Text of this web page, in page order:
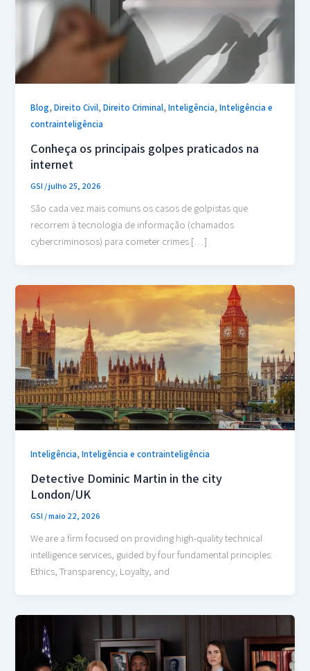
Blog,Direito Civil,Direito Criminal,Inteligência,Inteligência e
contrainteligência
Conheça os principais golpes praticados na
internet
GSI /julho 25, 2026
São cada vez mais comuns os casos de golpistas que
recorrem à tecnologia de informação (chamados
cybercriminosos) para cometer crimes […]
Inteligência,Inteligência e contrainteligência
Detective Dominic Martin in the city
London/UK
GSI /maio 22, 2026
We are a firm focused on providing high-quality technical
intelligence services, guided by four fundamental principles:
Ethics, Transparency, Loyalty, and